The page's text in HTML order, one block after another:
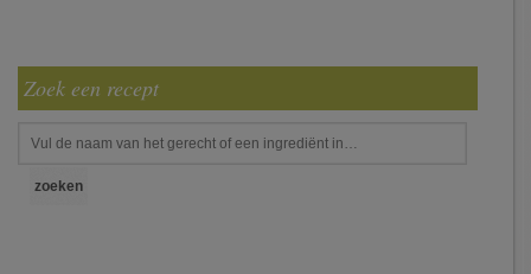
Zoek een recept